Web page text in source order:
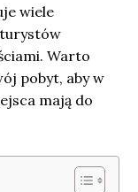
wiele
Warto
pobyt, aby w
mają do